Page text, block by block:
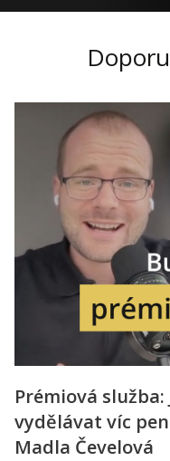
Prémiová
vydělávat víc
Madla Čevelová